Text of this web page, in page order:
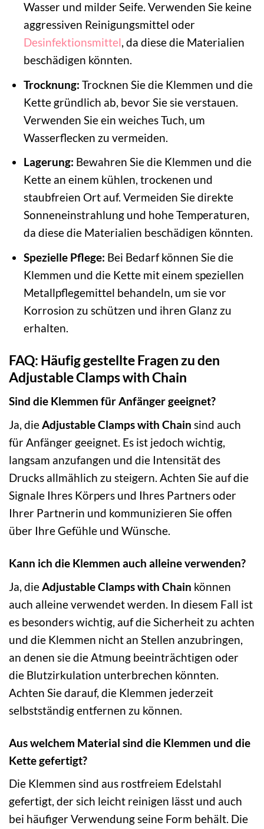
Wasser und milder Seife. Verwenden Sie keine
aggressiven Reinigungsmittel oder
Desinfektionsmittel, da diese die Materialien
beschädigen könnten.
Trocknung: Trocknen Sie die Klemmen und die
Kette gründlich ab, bevor Sie sie verstauen.
Verwenden Sie ein weiches Tuch, um
Wasserflecken zu vermeiden.
Lagerung: Bewahren Sie die Klemmen und die
Kette an einem kühlen, trockenen und
staubfreien Ort auf. Vermeiden Sie direkte
Sonneneinstrahlung und hohe Temperaturen,
da diese die Materialien beschädigen könnten.
Spezielle Pflege: Bei Bedarf können Sie die
Klemmen und die Kette mit einem speziellen
Metallpflegemittel behandeln, um sie vor
Korrosion zu schützen und ihren Glanz zu
erhalten.
FAQ: Häufig gestellte Fragen zu den
Adjustable Clamps with Chain
Sind die Klemmen für Anfänger geeignet?
Ja, dieAdjustable Clamps with Chain sind auch
für Anfänger geeignet. Es ist jedoch wichtig,
langsam anzufangen und die Intensität des
Drucks allmählich zu steigern. Achten Sie auf die
Signale Ihres Körpers und Ihres Partners oder
Ihrer Partnerin und kommunizieren Sie offen
über Ihre Gefühle und Wünsche.
Kann ich die Klemmen auch alleine verwenden?
Ja, die Adjustable Clamps with Chain können
auch alleine verwendet werden. In diesem Fall ist
es besonders wichtig, auf die Sicherheit zu achten
und die Klemmen nicht an Stellen anzubringen,
an denen sie die Atmung beeinträchtigen oder
die Blutzirkulation unterbrechen könnten.
Achten Sie darauf, die Klemmen jederzeit
selbstständig entfernen zu können.
Aus welchem Material sind die Klemmen und die
Kette gefertigt?
Die Klemmen sind aus rostfreiem Edelstahl
gefertigt, der sich leicht reinigen lässt und auch
bei häufiger Verwendung seine Form behält. Die